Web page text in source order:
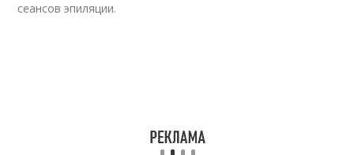
сеансов эпиляции.